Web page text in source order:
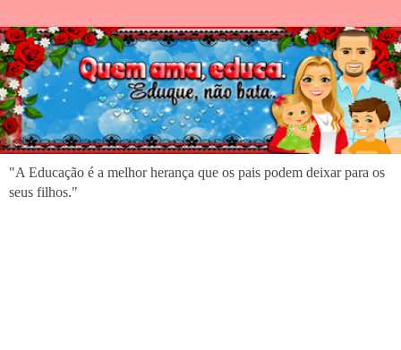
"A Educação é a melhor herança que os pais podem deixar para os
seus filhos."